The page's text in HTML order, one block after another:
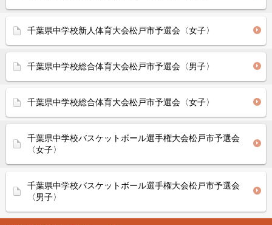
千葉県中学校新人体育大会松戸市予選会〈女子〉
千葉県中学校総合体育大会松戸市予選会〈男子〉
千葉県中学校総合体育大会松戸市予選会〈女子〉
千葉県中学校バスケットボール選手権大会松戸市予選会
〈女子〉
千葉県中学校バスケットボール選手権大会松戸市予選会
〈男子〉